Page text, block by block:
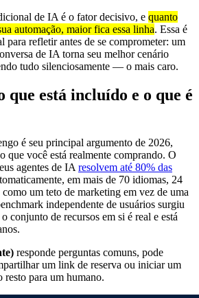
de IA é o fator decisivo, e quanto
automação, maior fica essa linha. Essa é
para refletir antes de se comprometer: um
de IA torna seu melhor cenário
tudo silenciosamente — o mais caro.
que está incluído e o que é
é seu principal argumento de 2026,
que você está realmente comprando. O
agentes de IA resolvem até 80% das
em mais de 70 idiomas, 24
um teto de marketing em vez de uma
independente de usuários surgiu
conjunto de recursos em si é real e está
responde perguntas comuns, pode
um link de reserva ou iniciar um
resto para um humano.